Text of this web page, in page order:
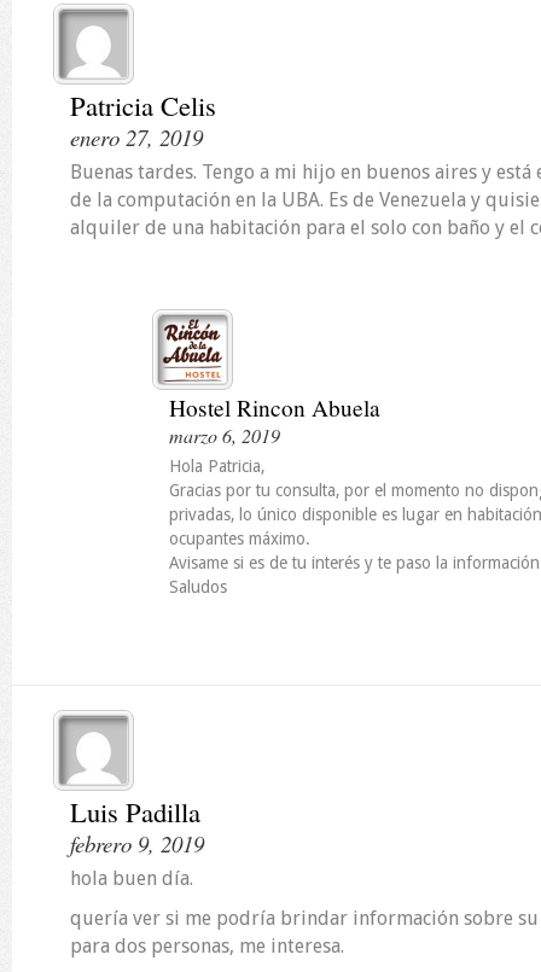
Patricia Celis
enero 27, 2019
Buenas tardes. Tengo a mi hijo en buenos aires y
de la computación en la UBA. Es de Venezuela y
alquiler de una habitación para el solo con baño y el
Hostel Rincon Abuela
marzo 6, 2019
Hola Patricia,
Gracias por tu consulta, por el momento no
privadas, lo único disponible es lugar en
ocupantes máximo.
Avisame si es de tu interés y te paso la
Saludos
Luis Padilla
febrero 9, 2019
hola buen día.
quería ver si me podría brindar información sobre su
para dos personas, me interesa.